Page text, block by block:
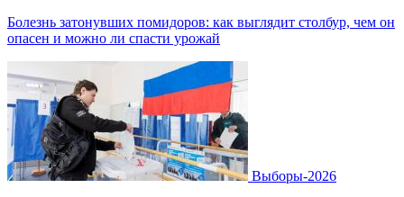
Болезнь затонувших помидоров: как выглядит столбур, чем он
опасен и можно ли спасти урожай
Выборы-2026